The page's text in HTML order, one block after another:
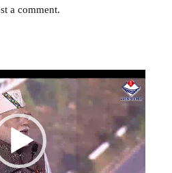
a comment.